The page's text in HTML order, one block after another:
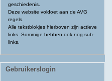
geschiedenis.
Deze website voldoet aan de AVG
regels.
Alle tekstblokjes hierboven zijn actieve
links. Sommige hebben ook nog sub-
links.
Gebruikerslogin